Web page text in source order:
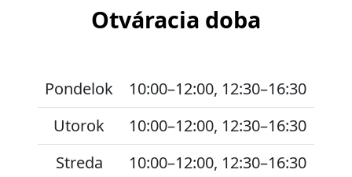
Otváracia doba
Pondelok
10:00–12:00, 12:30–16:30
Utorok
10:00–12:00, 12:30–16:30
Streda
10:00–12:00, 12:30–16:30